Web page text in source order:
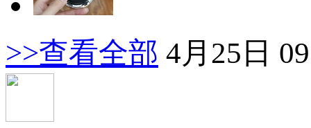
>>查看全部 4月25日